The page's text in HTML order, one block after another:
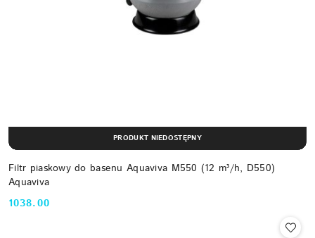
Filtr piaskowy do basenu Aquaviva M550 (12 m³/h, D550)
Aquaviva
Cena:
1038.00
PRODUKT NIEDOSTĘPNY